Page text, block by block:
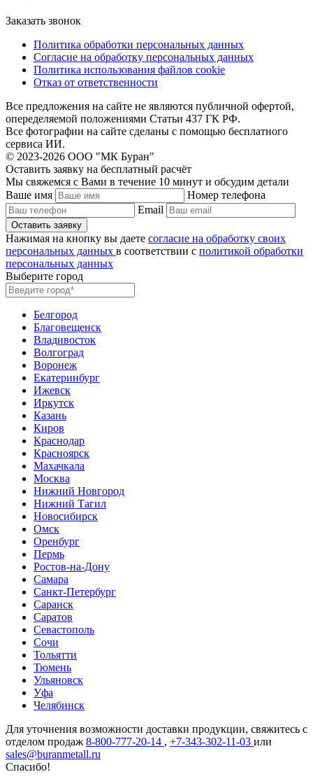
Заказать звонок
Политика обработки персональных данных
Согласие на обработку персональных данных
Политика использования файлов cookie
Отказ от ответственности
Все предложения на сайте не являются публичной офертой,
опеределяемой положениями Статьи 437 ГК РФ.
Все фотографии на сайте сделаны с помощью бесплатного
сервиса ИИ.
© 2023-2026 ООО "МК Буран"
Оставить заявку на бесплатный расчёт
Мы свяжемся с Вами в течение 10 минут и обсудим детали
Ваше имя
Номер телефона
Email
Нажимая на кнопку вы даете согласие на обработку своих
персональных данных в соответствии с политикой обработки
персональных данных
Выберите город
Белгород
Благовещенск
Владивосток
Волгоград
Воронеж
Екатеринбург
Ижевск
Иркутск
Казань
Киров
Краснодар
Красноярск
Махачкала
Москва
Нижний Новгород
Нижний Тагил
Новосибирск
Омск
Оренбург
Пермь
Ростов-на-Дону
Самара
Санкт-Петербург
Саранск
Саратов
Севастополь
Сочи
Тольятти
Тюмень
Ульяновск
Уфа
Челябинск
Для уточнения возможности доставки продукции, свяжитесь с
отделом продаж 8-800-777-20-14 , +7-343-302-11-03 или
sales@buranmetall.ru
Спасибо!